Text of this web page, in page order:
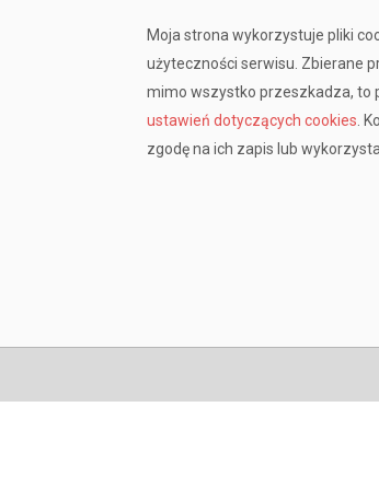
Moja strona wykorzystuje pliki
użyteczności serwisu. Zbierane
mimo wszystko przeszkadza,
ustawień dotyczących cookies .
zgodę na ich zapis lub